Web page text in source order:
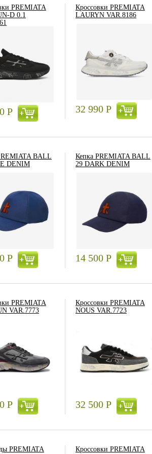
PREMIATA
D 0.1
Р
Кроссовки PREMIATA
LAURYN VAR.8186
32 990 Р
BALL
DENIM
Р
Кепка PREMIATA BALL
29 DARK DENIM
14 500 Р
PREMIATA
VAR.7773
Р
Кроссовки PREMIATA
NOUS VAR.7723
32 500 Р
PREMIATA
Кроссовки PREMIATA